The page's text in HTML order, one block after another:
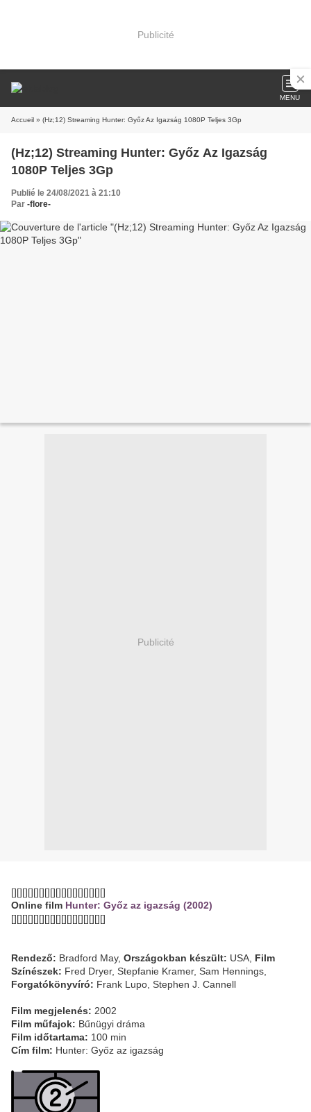
Publicité
MENU
Accueil » (Hz;12) Streaming Hunter: Győz Az Igazság 1080P Teljes 3Gp
(Hz;12) Streaming Hunter: Győz Az Igazság
1080P Teljes 3Gp
Publié le 24/08/2021 à 21:10
Par -flore-
Publicité
[][][][][][][][][][][][][][][][][]
Online film Hunter: Győz az igazság (2002)
[][][][][][][][][][][][][][][][][]
Rendező: Bradford May, Országokban készült: USA, Film
Színészek: Fred Dryer, Stepfanie Kramer, Sam Hennings,
Forgatókönyvíró: Frank Lupo, Stephen J. Cannell
Film megjelenés: 2002
Film műfajok: Bűnügyi dráma
Film időtartama: 100 min
Cím film: Hunter: Győz az igazság